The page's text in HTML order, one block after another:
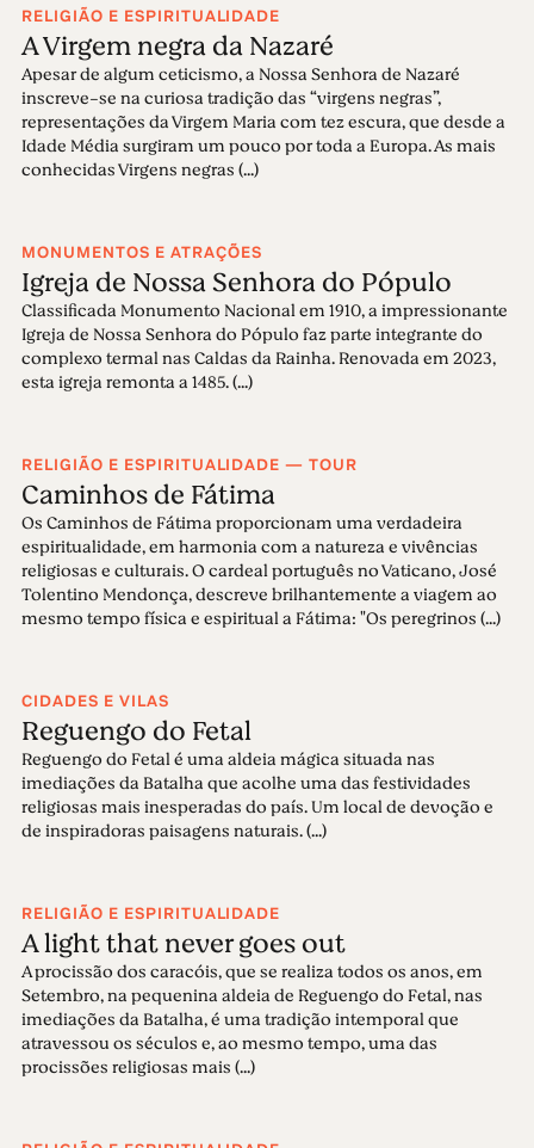
RELIGIÃO E ESPIRITUALIDADE
A Virgem negra da Nazaré
Apesar de algum ceticismo, a Nossa Senhora de Nazaré
inscreve-se na curiosa tradição das “virgens negras”,
representações da Virgem Maria com tez escura, que desde a
Idade Média surgiram um pouco por toda a Europa. As mais
conhecidas Virgens negras (...)
MONUMENTOS E ATRAÇÕES
Igreja de Nossa Senhora do Pópulo
Classificada Monumento Nacional em 1910, a impressionante
Igreja de Nossa Senhora do Pópulo faz parte integrante do
complexo termal nas Caldas da Rainha. Renovada em 2023,
esta igreja remonta a 1485. (...)
RELIGIÃO E ESPIRITUALIDADE — TOUR
Caminhos de Fátima
Os Caminhos de Fátima proporcionam uma verdadeira
espiritualidade, em harmonia com a natureza e vivências
religiosas e culturais. O cardeal português no Vaticano, José
Tolentino Mendonça, descreve brilhantemente a viagem ao
mesmo tempo física e espiritual a Fátima: "Os peregrinos (...)
CIDADES E VILAS
Reguengo do Fetal
Reguengo do Fetal é uma aldeia mágica situada nas
imediações da Batalha que acolhe uma das festividades
religiosas mais inesperadas do país. Um local de devoção e
de inspiradoras paisagens naturais. (...)
RELIGIÃO E ESPIRITUALIDADE
A light that never goes out
A procissão dos caracóis, que se realiza todos os anos, em
Setembro, na pequenina aldeia de Reguengo do Fetal, nas
imediações da Batalha, é uma tradição intemporal que
atravessou os séculos e, ao mesmo tempo, uma das
procissões religiosas mais (...)